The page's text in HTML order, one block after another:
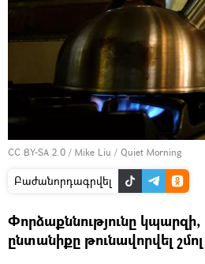
CC BY-SA 2.0 / Mike Liu / Quiet Morning
Բաժանորդագրվել
Փորձաքննությունը
ընտանիքը թունավորվել